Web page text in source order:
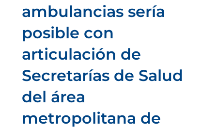
ambulancias sería
posible con
articulación de
Secretarías de Salud
del área
metropolitana de